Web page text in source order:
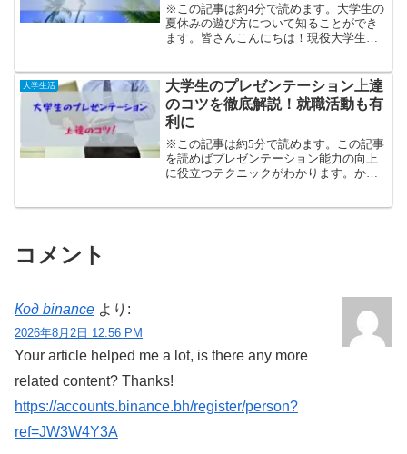
※この記事は約4分で読めます。大学生の
夏休みの遊び方について知ることができ
ます。皆さんこんにちは！現役大学生の
た頃ではないでしょうか？2020年8月現在
は新型コ...
大学生活
大学生のプレゼンテーション上達
のコツを徹底解説！就職活動も有
利に
※この記事は約5分で読めます。この記事
を読めばプレゼンテーション能力の向上
に役立つテクニックがわかります。かし
コメント
Код binance より:
2026年8月2日 12:56 PM
Your article helped me a lot, is there any more
related content? Thanks!
https://accounts.binance.bh/register/person?
ref=JW3W4Y3A